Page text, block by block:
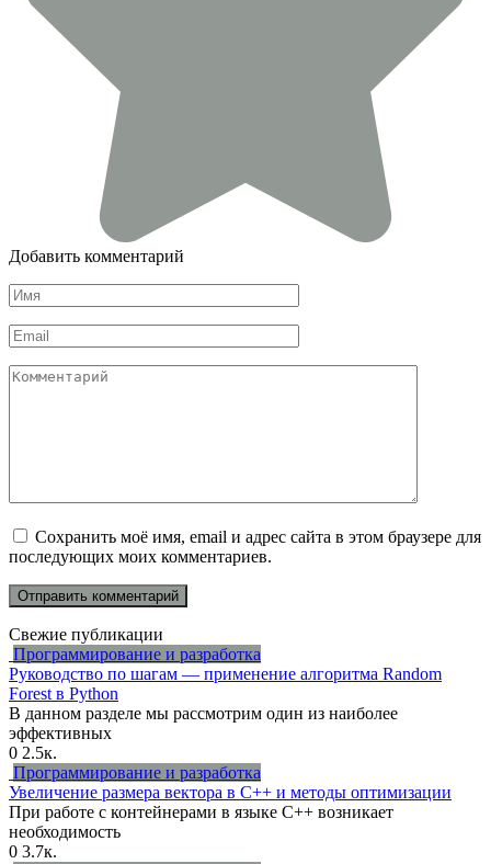
Добавить комментарий
Имя
*
Email
*
Комментарий
Сохранить моё имя, email и адрес сайта в этом браузере для
последующих моих комментариев.
Свежие публикации
Программирование и разработка
Руководство по шагам — применение алгоритма Random
Forest в Python
В данном разделе мы рассмотрим один из наиболее
эффективных
0 2.5к.
Программирование и разработка
Увеличение размера вектора в C++ и методы оптимизации
При работе с контейнерами в языке C++ возникает
необходимость
0 3.7к.